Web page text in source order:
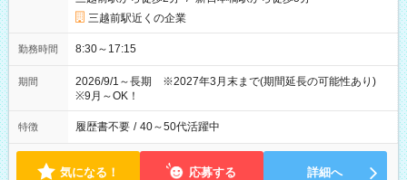
三越前駅近くの企業
勤務時間 8:30～17:15
期間
2026/9/1～長期 ※2027年3月末まで(期間延長の可能性あり)
※9月～OK！
特徴 履歴書不要 / 40～50代活躍中
気になる！ 応募する 詳細へ